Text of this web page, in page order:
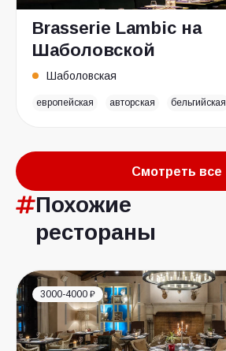
Brasserie Lambic на
Шаболовской
Шаболовская
европейская авторская бельгийская
Смотреть все
Похожие
рестораны
3000-4000 ₽